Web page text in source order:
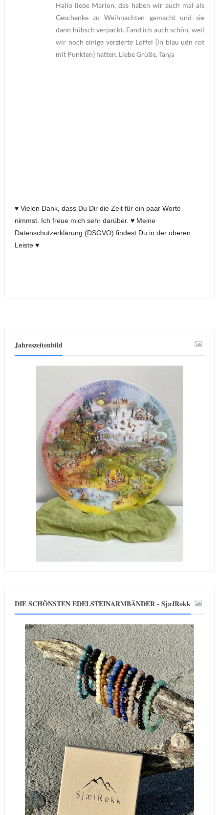
Hallo liebe Marion, das haben wir auch mal als
Geschenke zu Weihnachten gemacht und sie
dann hübsch verpackt. Fand ich auch schön, weil
wir noch einige verzierte Löffel {in blau udn rot
mit Punkten} hatten. Liebe Grüße, Tanja
♥ Vielen Dank, dass Du Dir die Zeit für ein paar Worte
nimmst. Ich freue mich sehr darüber. ♥ Meine
Datenschutzerklärung (DSGVO) findest Du in der oberen
Leiste ♥
Jahreszeitenbild
DIE SCHÖNSTEN EDELSTEINARMBÄNDER - SjælRokk